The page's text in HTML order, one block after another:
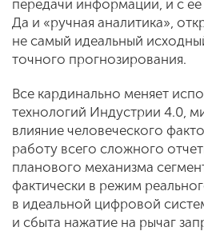
передачи информации, и с ее
Да и «ручная аналитика»,
не самый идеальный
точного прогнозирования.
Все кардинально меняет
технологий Индустрии 4.0,
влияние человеческого
работу всего сложного
планового механизма
фактически в режим
в идеальной цифровой
и сбыта нажатие на рычаг